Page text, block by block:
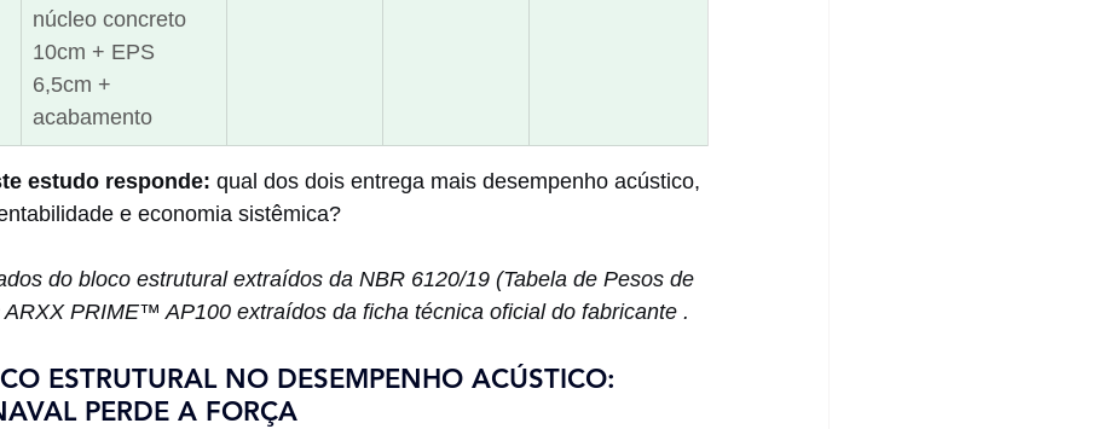
núcleo concreto
10cm + EPS
6,5cm +
acabamento
estudo responde: qual dos dois entrega mais desempenho acústico,
e economia sistêmica?
do bloco estrutural extraídos da NBR 6120/19 (Tabela de Pesos de
ARXX PRIME™ AP100 extraídos da ficha técnica oficial do fabricante .
ESTRUTURAL NO DESEMPENHO ACÚSTICO:
PERDE A FORÇA